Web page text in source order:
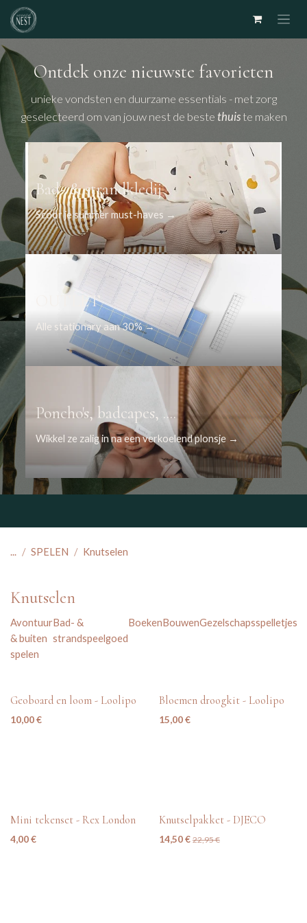
Overslaan naar inhoud
Ontdek onze nieuwste favorieten
unieke vondsten en duurzame essentials - met zorg
geselecteerd om van jouw nest de beste thuiste maken
Bad- & strandkledij
Scoor je summer must-haves →
OUTLET
Alle stationary aan 30% →
Poncho's, badcapes, ....
Wikkel ze zalig in na een verkoelend plonsje →
... SPELEN Knutselen
Knutselen
Avontuur
& buiten
spelen
Bad- &
strandspeelgoed
BoekenBouwenGezelschapsspelletjes
Geoboard en loom - Loolipo
10,00€
Bloemen droogkit - Loolipo
15,00€
Mini tekenset - Rex London
4,00€ tweedehands
Knutselpakket - DJECO
14,50€ 22,95€